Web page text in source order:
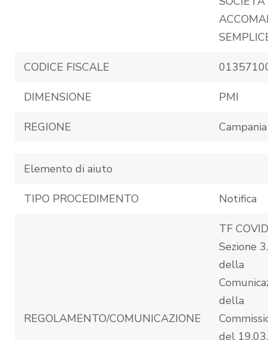
CODICE FISCALE
DIMENSIONE PMI
REGIONE Campania
Elemento di aiuto
TIPO PROCEDIMENTO Notifica
REGOLAMENTO/COMUNICAZIONE
TF
Sezione
della
della
del